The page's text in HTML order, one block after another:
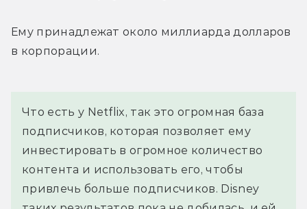
Ему принадлежат около миллиарда долларов
в корпорации.
Что есть у Netflix, так это огромная база
подписчиков, которая позволяет ему
инвестировать в огромное количество
контента и использовать его, чтобы
привлечь больше подписчиков. Disney